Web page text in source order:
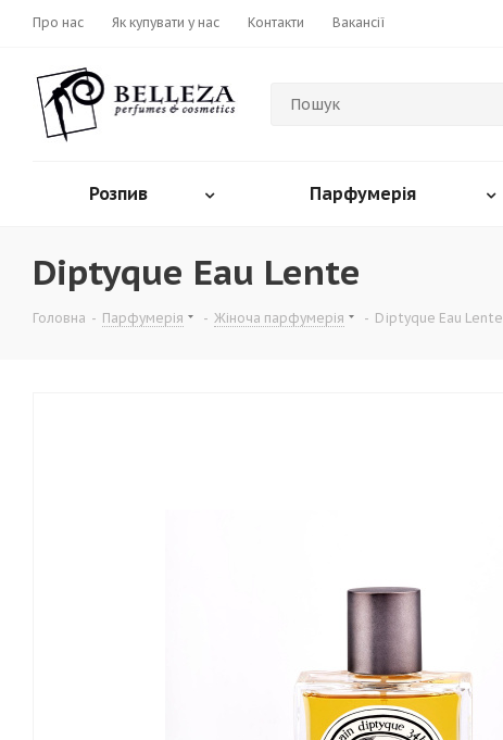
Про нас Як купувати у нас Контакти Вакансії
Розпив Парфумерія
Diptyque Eau Lente
Головна - Парфумерія - Жіноча парфумерія - Diptyque Eau Lente